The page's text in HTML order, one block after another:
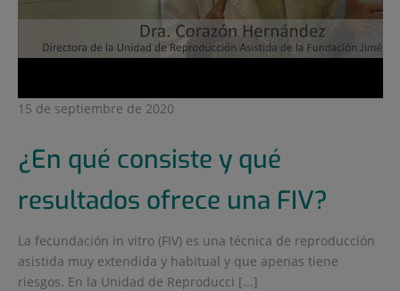
15 de septiembre de 2020
¿En qué consiste y qué
resultados ofrece una FIV?
La fecundación in vitro (FIV) es una técnica de reproducción
asistida muy extendida y habitual y que apenas tiene
riesgos. En la Unidad de Reproducci [...]